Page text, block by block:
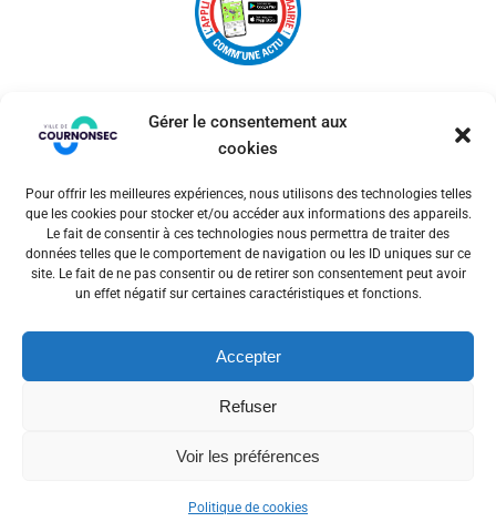
Gérer le consentement aux
cookies
Pour offrir les meilleures expériences, nous utilisons des technologies telles
que les cookies pour stocker et/ou accéder aux informations des appareils.
Le fait de consentir à ces technologies nous permettra de traiter des
données telles que le comportement de navigation ou les ID uniques sur ce
site. Le fait de ne pas consentir ou de retirer son consentement peut avoir
un effet négatif sur certaines caractéristiques et fonctions.
Accepter
Refuser
Voir les préférences
Politique de cookies
© 2026 Ville de Cournonsec. Un service proposé par
Comm'un Site
Mentions légales